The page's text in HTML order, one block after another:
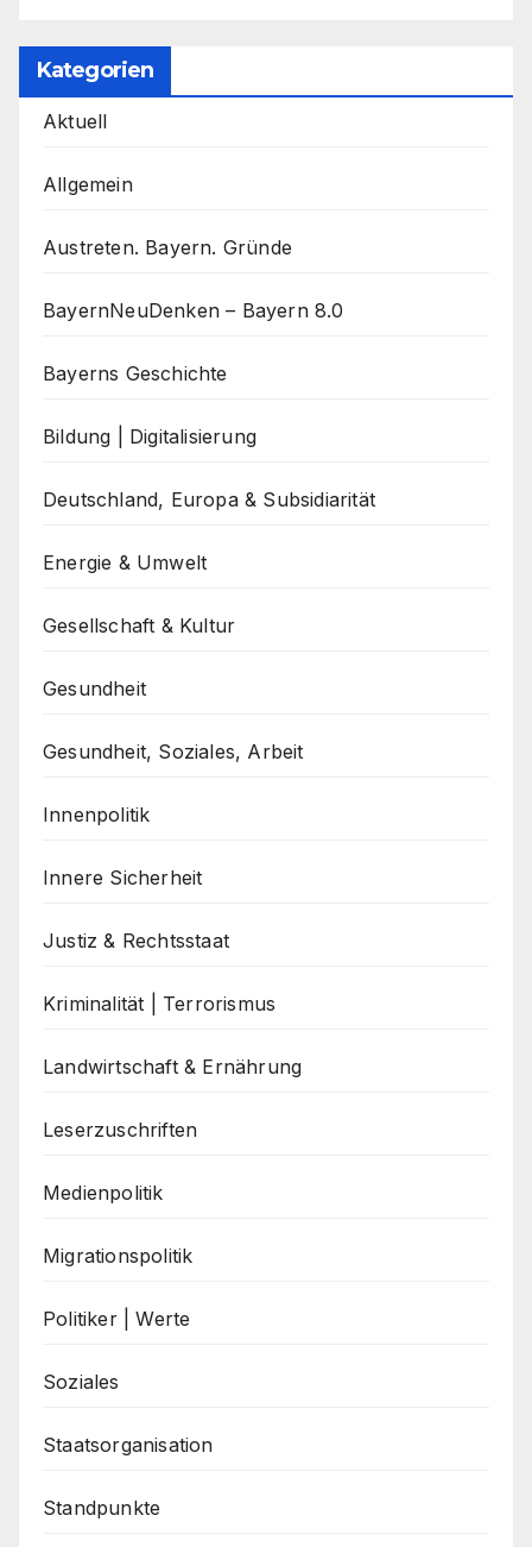
Kategorien
Aktuell
Allgemein
Austreten. Bayern. Gründe
BayernNeuDenken – Bayern 8.0
Bayerns Geschichte
Bildung | Digitalisierung
Deutschland, Europa & Subsidiarität
Energie & Umwelt
Gesellschaft & Kultur
Gesundheit
Gesundheit, Soziales, Arbeit
Innenpolitik
Innere Sicherheit
Justiz & Rechtsstaat
Kriminalität | Terrorismus
Landwirtschaft & Ernährung
Leserzuschriften
Medienpolitik
Migrationspolitik
Politiker | Werte
Soziales
Staatsorganisation
Standpunkte